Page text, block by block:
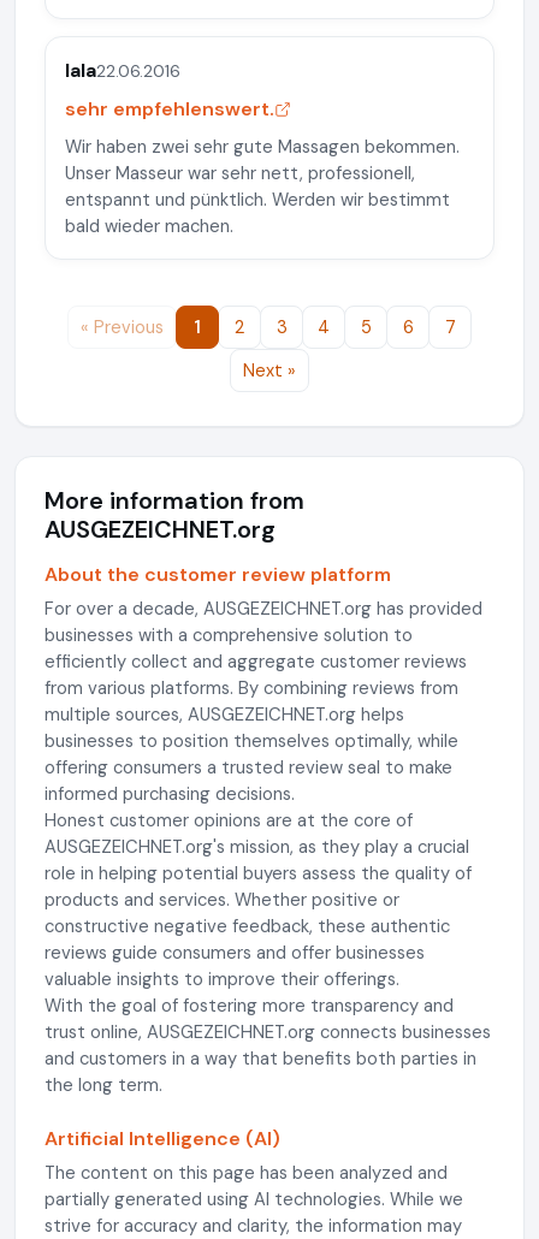
lala22.06.2016
sehr empfehlenswert.
Wir haben zwei sehr gute Massagen bekommen.
Unser Masseur war sehr nett, professionell,
entspannt und pünktlich. Werden wir bestimmt
bald wieder machen.
« Previous 1 2 3 4 5 6
7
Next »
More information from
AUSGEZEICHNET.org
About the customer review platform
For over a decade, AUSGEZEICHNET.org has provided
businesses with a comprehensive solution to
efficiently collect and aggregate customer reviews
from various platforms. By combining reviews from
multiple sources, AUSGEZEICHNET.org helps
businesses to position themselves optimally, while
offering consumers a trusted review seal to make
informed purchasing decisions.
Honest customer opinions are at the core of
AUSGEZEICHNET.org's mission, as they play a crucial
role in helping potential buyers assess the quality of
products and services. Whether positive or
constructive negative feedback, these authentic
reviews guide consumers and offer businesses
valuable insights to improve their offerings.
With the goal of fostering more transparency and
trust online, AUSGEZEICHNET.org connects businesses
and customers in a way that benefits both parties in
the long term.
Artificial Intelligence (AI)
The content on this page has been analyzed and
partially generated using AI technologies. While we
strive for accuracy and clarity, the information may